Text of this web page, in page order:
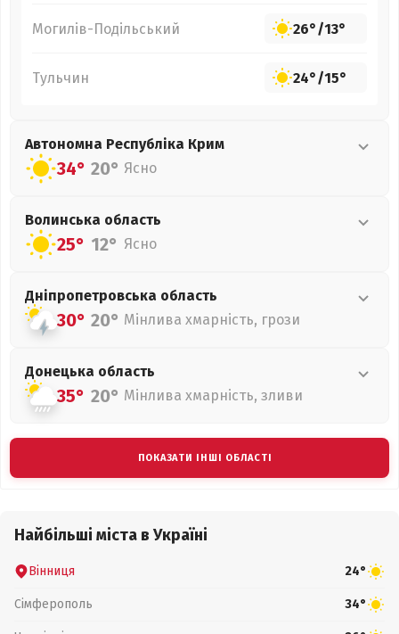
Могилів-Подільський 26°/13°
Тульчин 24°/15°
Автономна Республіка Крим
34° 20° Ясно
Волинська область
25° 12° Ясно
Дніпропетровська область
30° 20° Мінлива хмарність, грози
Донецька область
35° 20° Мінлива хмарність, зливи
ПОКАЗАТИ ІНШІ ОБЛАСТІ
Найбільші міста в Україні
Вінниця 24°
Сімферополь 34°